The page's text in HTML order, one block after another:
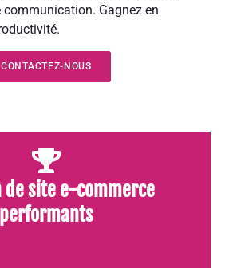
communication. Gagnez en
CONTACTEZ-NOUS
de site e-commerce
performants